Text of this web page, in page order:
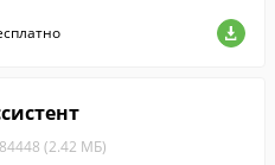
(2.42 МБ)